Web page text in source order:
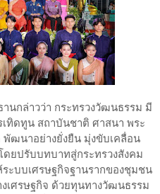
นกล่าวว่า กระทรวงวัฒนธรรม มี
ทิดทูน สถาบันชาติ ศาสนา พระ
ฒนาอย่างยั่งยืน มุ่งขับเคลื่อน
ยปรับบทบาทสู่กระทรวงสังคม
ระบบเศรษฐกิจฐานรากของชุมชน
เศรษฐกิจ ด้วยทุนทางวัฒนธรรม